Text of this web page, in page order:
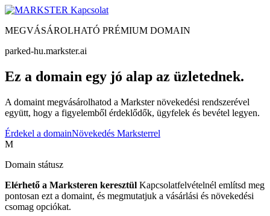
Kapcsolat
MEGVÁSÁROLHATÓ PRÉMIUM DOMAIN
parked-hu.markster.ai
Ez a domain egy jó alap az üzletednek.
A domaint megvásárolhatod a Markster növekedési rendszerével
együtt, hogy a figyelemből érdeklődők, ügyfelek és bevétel legyen.
Érdekel a domainNövekedés Marksterrel
M
Domain státusz
Elérhető a Marksteren keresztül Kapcsolatfelvételnél említsd meg
pontosan ezt a domaint, és megmutatjuk a vásárlási és növekedési
csomag opciókat.